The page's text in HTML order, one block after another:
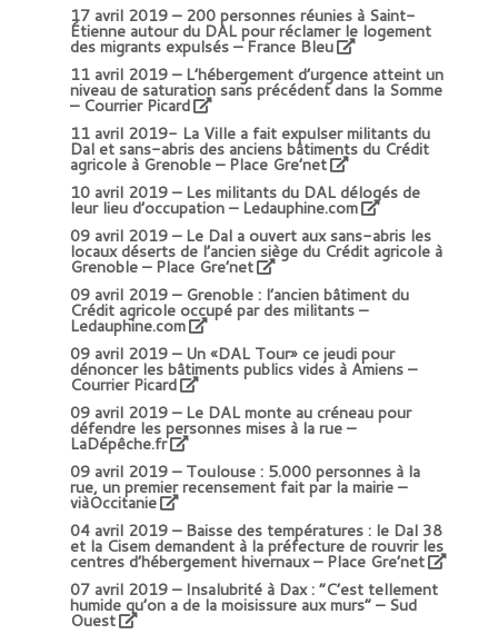
17 avril 2019 –200 personnes réunies à Saint-
Étienne autour du DAL pour réclamer le logement
des migrants expulsés – France Bleu
11 avril 2019 –L’hébergement d’urgence atteint un
niveau de saturation sans précédent dans la Somme
– Courrier Picard
11 avril 2019- La Ville a fait expulser militants du
Dal et sans-abris des anciens bâtiments du Crédit
agricole à Grenoble – Place Gre’net
10 avril 2019 –Les militants du DAL délogés de
leur lieu d’occupation – Ledauphine.com
09 avril 2019 –Le Dal a ouvert aux sans-abris les
locaux déserts de l’ancien siège du Crédit agricole à
Grenoble – Place Gre’net
09 avril 2019 – Grenoble : l’ancien bâtiment du
Crédit agricole occupé par des militants –
Ledauphine.com
09 avril 2019 –Un «DAL Tour» ce jeudi pour
dénoncer les bâtiments publics vides à Amiens –
Courrier Picard
09 avril 2019 –Le DAL monte au créneau pour
défendre les personnes mises à la rue –
LaDépêche.fr
09 avril 2019 –Toulouse : 5.000 personnes à la
rue, un premier recensement fait par la mairie –
viàOccitanie
04 avril 2019 –Baisse des températures : le Dal 38
et la Cisem demandent à la préfecture de rouvrir les
centres d’hébergement hivernaux – Place Gre’net
07 avril 2019 –Insalubrité à Dax : “C’est tellement
humide qu’on a de la moisissure aux murs” – Sud
Ouest